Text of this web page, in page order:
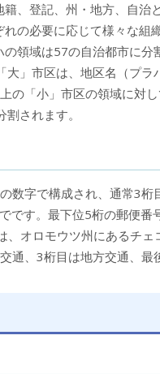
、登記、州・地方、自
の必要に応じて様々な組
領域は57の自治都市に
大」市区は、地区名（プ
の「小」市区の領域に対
されます。
数字で構成され、通常3
す。最下位5桁の郵便番
オロモウツ州にあるチ
通、3桁目は地方交通、最